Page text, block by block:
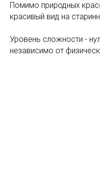
Помимо природных
красивый вид на
Уровень сложности -
независимо от